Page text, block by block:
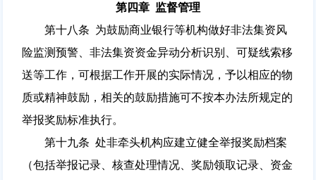
第四章 监督管理
第十八条 为鼓励商业银行等机构做好非法集资风
险监测预警、非法集资资金异动分析识别、可疑线索移
送等工作，可根据工作开展的实际情况，予以相应的物
质或精神鼓励，相关的鼓励措施可不按本办法所规定的
举报奖励标准执行。
第十九条 处非牵头机构应建立健全举报奖励档案
（包括举报记录、核查处理情况、奖励领取记录、资金